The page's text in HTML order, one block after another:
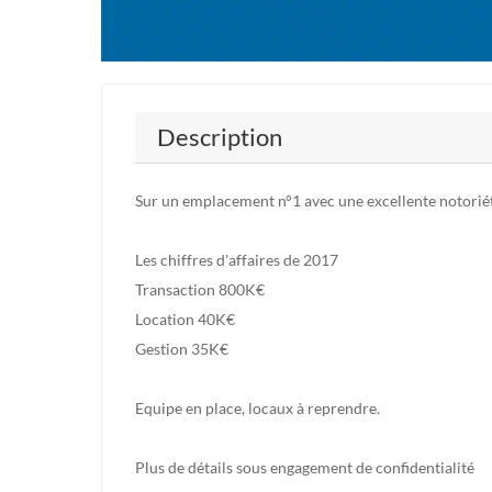
Description
Sur un emplacement n°1 avec une excellente
Les chiffres d'affaires de 2017
Transaction 800K€
Location 40K€
Gestion 35K€
Equipe en place, locaux à reprendre.
Plus de détails sous engagement de confidentialité